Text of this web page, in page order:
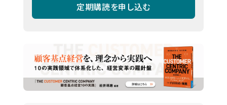
定期購読を申し込む